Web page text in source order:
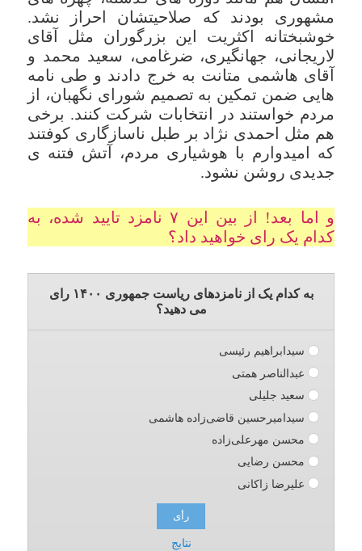
مشهوری بودند که صلاحیتشان احراز نشد.
خوشبختانه اکثریت این بزرگوران مثل آقای
لاریجانی، جهانگیری، ضرغامی، سعید محمد و
آقای هاشمی متانت به خرج دادند و طی نامه
هایی ضمن تمکین به تصمیم شورای نگهبان، از
مردم خواستند در انتخابات شرکت کنند. برخی
هم مثل احمدی نژاد بر طبل ناسازگاری کوفتند
که امیدوارم با هوشیاری مردم، آتش فتنه ی
جدیدی روشن نشود.
و اما بعد! از بین این ۷ نامزد تایید شده، به
کدام یک رای خواهید داد؟
به کدام یک از نامزدهای ریاست جمهوری ۱۴۰۰ رای
می دهید؟
سیدابراهیم رئیسی
عبدالناصر همتی
سعید جلیلی
سیدامیرحسین قاضی‌زاده هاشمی
محسن مهرعلی‌زاده
محسن رضایی
علیرضا زاکانی
نتایج